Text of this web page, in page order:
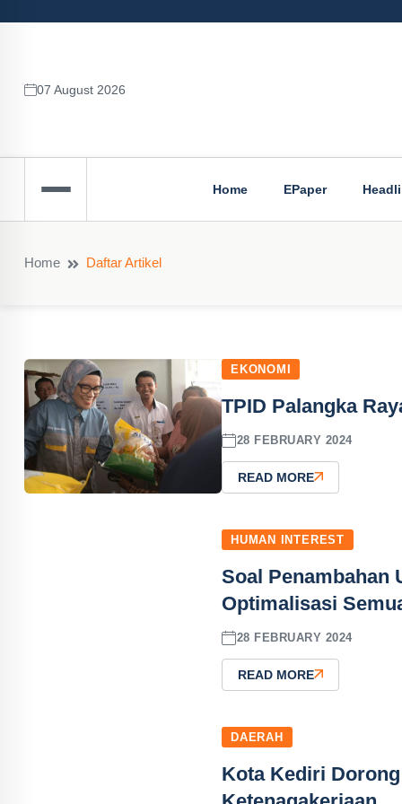
07 August 2026
Home EPaper
Home Daftar Artikel
EKONOMI
TPID Palangka
28 FEBRUARY 2024
READ MORE
HUMAN INTEREST
Soal Penambahan
Optimalisasi
28 FEBRUARY 2024
READ MORE
DAERAH
Kota Kediri